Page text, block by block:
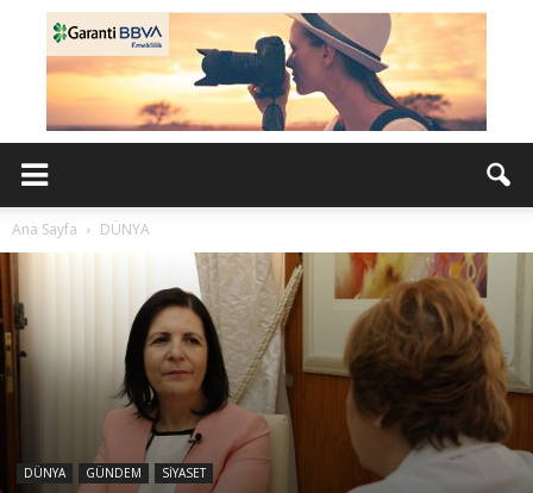
Ana Sayfa DÜNYA
DÜNYA GÜNDEM SİYASET